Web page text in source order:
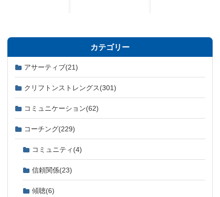
カテゴリー
アサーティブ(21)
クリフトンストレングス(301)
コミュニケーション(62)
コーチング(229)
コミュニティ (4)
信頼関係(23)
傾聴(6)